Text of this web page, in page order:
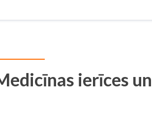
ierīces